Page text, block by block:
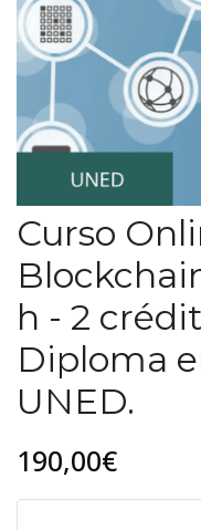
Curso
h - 2
Diploma
UNED.
190,00€